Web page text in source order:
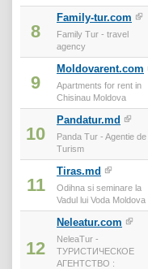
8
Family-tur.com
Family Tur - travel
agency
9
Moldovarent.com
Apartments for rent in
Chisinau Moldova
10
Pandatur.md
Panda Tur - Agentie de
Turism
11
Tiras.md
Odihna si seminare la
Vadul lui Voda Moldova
12
Neleatur.com
NeleaTur -
ТУРИСТИЧЕСКОЕ
АГЕНТСТВО :